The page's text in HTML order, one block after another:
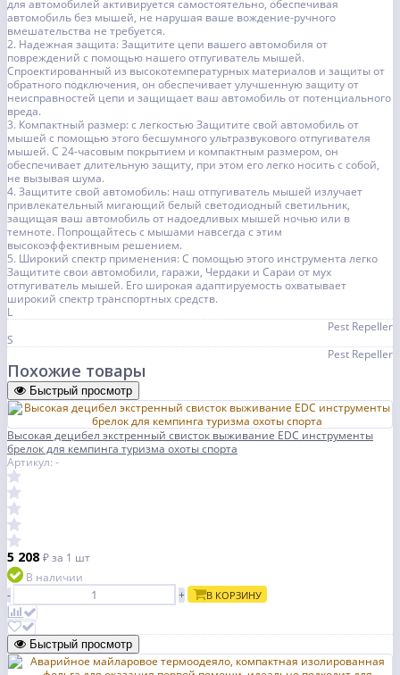
для автомобилей активируется самостоятельно, обеспечивая
автомобиль без мышей, не нарушая ваше вождение-ручного
вмешательства не требуется.
2. Надежная защита: Защитите цепи вашего автомобиля от
повреждений с помощью нашего отпугиватель мышей.
Спроектированный из высокотемпературных материалов и защиты от
обратного подключения, он обеспечивает улучшенную защиту от
неисправностей цепи и защищает ваш автомобиль от потенциального
вреда.
3. Компактный размер: с легкостью Защитите свой автомобиль от
мышей с помощью этого бесшумного ультразвукового отпугивателя
мышей. С 24-часовым покрытием и компактным размером, он
обеспечивает длительную защиту, при этом его легко носить с собой,
не вызывая шума.
4. Защитите свой автомобиль: наш отпугиватель мышей излучает
привлекательный мигающий белый светодиодный светильник,
защищая ваш автомобиль от надоедливых мышей ночью или в
темноте. Попрощайтесь с мышами навсегда с этим
высокоэффективным решением.
5. Широкий спектр применения: С помощью этого инструмента легко
Защитите свои автомобили, гаражи, Чердаки и Сараи от мух
отпугиватель мышей. Его широкая адаптируемость охватывает
широкий спектр транспортных средств.
L
Pest Repeller
S
Pest Repeller
Похожие товары
Быстрый просмотр
Высокая децибел экстренный свисток выживание EDC инструменты
брелок для кемпинга туризма охоты спорта
Артикул: -
5 208 ₽за 1 шт
В наличии
-
+ В КОРЗИНУ
Быстрый просмотр